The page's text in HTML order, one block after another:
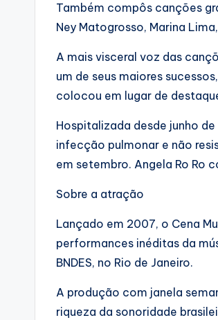
Também compôs canções
Ney Matogrosso, Marina
A mais visceral voz das
um de seus maiores
colocou em lugar de
Hospitalizada desde junho
infecção pulmonar e não
em setembro. Angela Ro Ro
Sobre a atração
Lançado em 2007, o Cena
performances inéditas da
BNDES, no Rio de Janeiro.
A produção com janela
riqueza da sonoridade